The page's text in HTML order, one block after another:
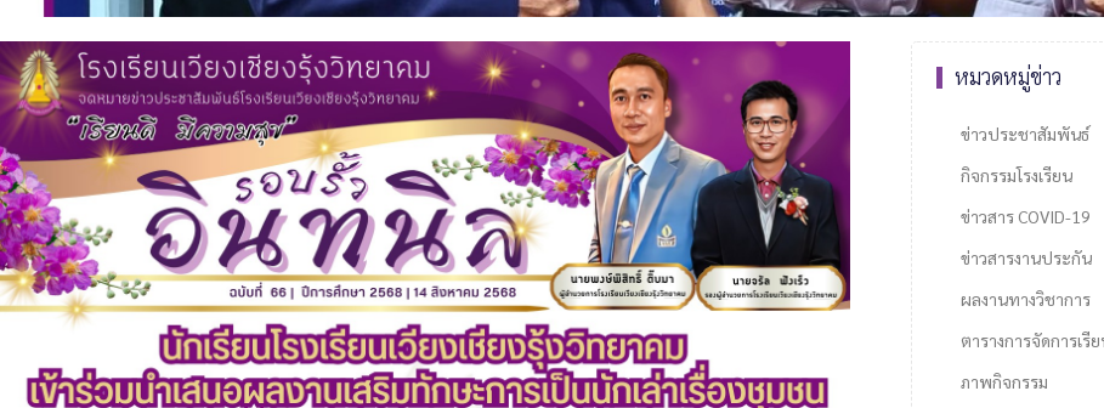
หมวดหมู่ข่าว
ข่าวประชาสัมพันธ์
กิจกรรมโรงเรียน
ข่าวสาร COVID-19
ข่าวสารงานประกัน
ผลงานทางวิชาการ
ตารางการจัดการเรี
ภาพกิจกรรม